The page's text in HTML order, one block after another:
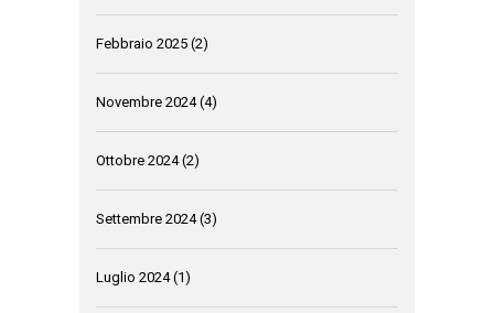
Febbraio 2025 (2)
Novembre 2024(4)
Ottobre 2024(2)
Settembre 2024(3)
Luglio 2024(1)